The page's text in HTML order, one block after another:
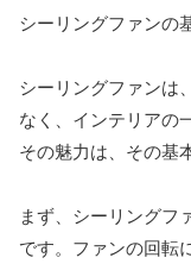
シーリングファンの
シーリングファンは
なく、インテリアの
その魅力は、その基
まず、シーリングフ
です。ファンの回転